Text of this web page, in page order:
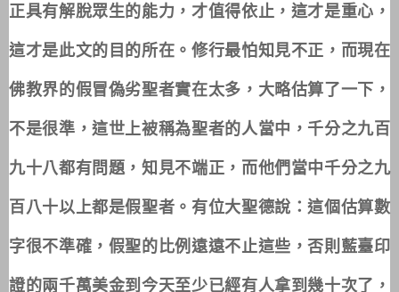
正具有解脫眾生的能力，才值得依止，這才是重心，
這才是此文的目的所在。修行最怕知見不正，而現在
佛教界的假冒偽劣聖者實在太多，大略估算了一下，
不是很準，這世上被稱為聖者的人當中，千分之九百
九十八都有問題，知見不端正，而他們當中千分之九
百八十以上都是假聖者。有位大聖德說：這個估算數
字很不準確，假聖的比例遠遠不止這些，否則藍臺印
證的兩千萬美金到今天至少已經有人拿到幾十次了，